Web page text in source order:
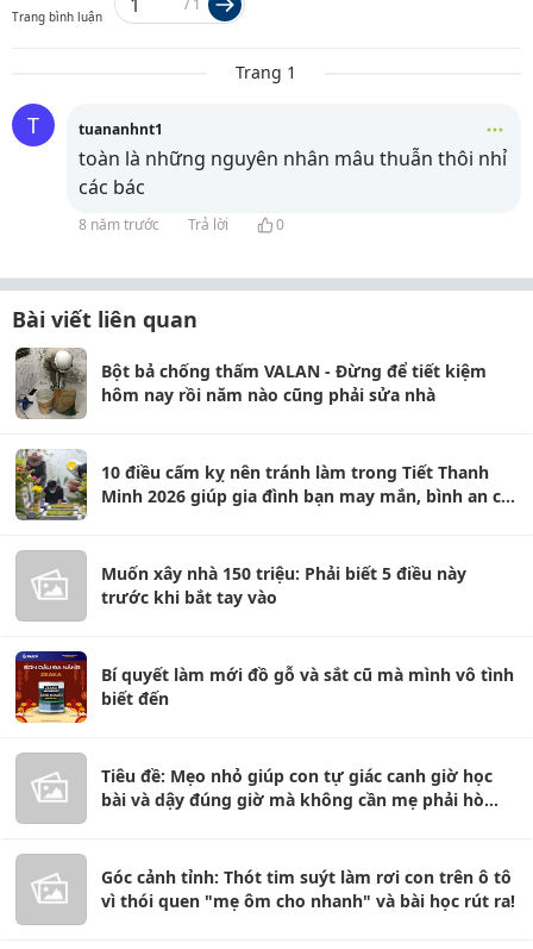
Trang bình luận
/ 1
Trang 1
T tuananhnt1
toàn là những nguyên nhân mâu thuẫn thôi nhỉ
các bác
8 năm trước Trả lời 0
Bài viết liên quan
Bột bả chống thấm VALAN - Đừng để tiết kiệm
hôm nay rồi năm nào cũng phải sửa nhà
10 điều cấm kỵ nên tránh làm trong Tiết Thanh
Minh 2026 giúp gia đình bạn may mắn, bình an cả
Muốn xây nhà 150 triệu: Phải biết 5 điều này
trước khi bắt tay vào
Bí quyết làm mới đồ gỗ và sắt cũ mà mình vô tình
biết đến
Tiêu đề: Mẹo nhỏ giúp con tự giác canh giờ học
bài và dậy đúng giờ mà không cần mẹ phải hò
Góc cảnh tỉnh: Thót tim suýt làm rơi con trên ô tô
vì thói quen "mẹ ôm cho nhanh" và bài học rút ra!